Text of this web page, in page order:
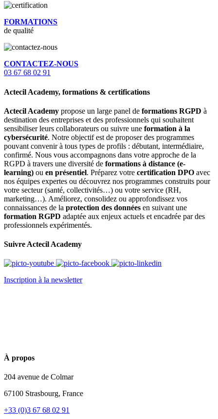
FORMATIONS
de qualité
CONTACTEZ-NOUS
03 67 68 02 91
Actecil Academy, formations & certifications
Actecil Academy propose un large panel de formations RGPD à
destination des entreprises et des professionnels qui souhaitent
sensibiliser leurs collaborateurs ou suivre une formation à la
cybersécurité. Notre objectif est de proposer des programmes
pouvant convenir à tous types de profils : débutant, intermédiaire,
confirmé. Nous vous accompagnons dans votre approche de la
RGPD à travers une diversité de formations à distance (e-
learning) ou en présentiel. Préparez votre certification DPO avec
nos équipes expertes ou découvrez nos programmes construits pour
votre secteur (santé, collectivités…) ou votre service (RH,
marketing…). Améliorez, consolidez ou approfondissez vos
connaissances de la protection des données en suivant une
formation RGPD adaptée aux enjeux actuels et encadrée par des
professionnels expérimentés.
Suivre Actecil Academy
Inscription à la newsletter
À propos
204 avenue de Colmar
67100 Strasbourg, France
+33 (0)3 67 68 02 91